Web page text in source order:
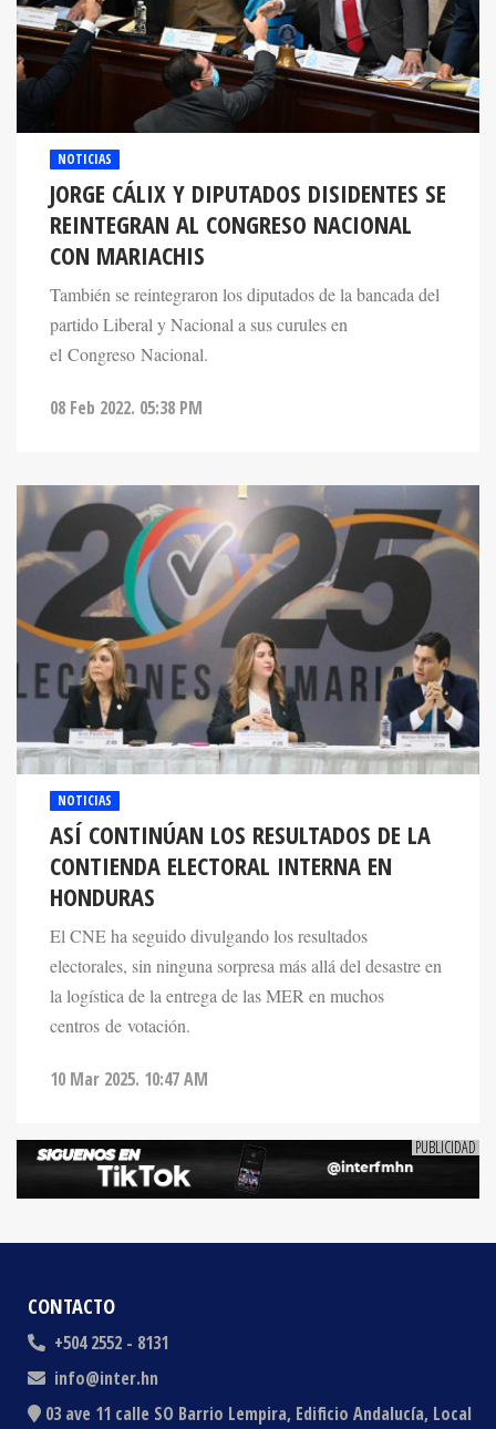
JORGE CÁLIX Y DIPUTADOS DISIDENTES SE
REINTEGRAN AL CONGRESO NACIONAL
CON MARIACHIS
También se reintegraron los diputados de la bancada del
partido Liberal y Nacional a sus curules en
el Congreso Nacional.
NOTICIAS
ASÍ CONTINÚAN LOS RESULTADOS DE LA
CONTIENDA ELECTORAL INTERNA EN
HONDURAS
El CNE ha seguido divulgando los resultados
electorales, sin ninguna sorpresa más allá del desastre en
la logística de la entrega de las MER en muchos
centros de votación.
CONTACTO
+504 2552 - 8131
info@inter.hn
03 ave 11 calle SO Barrio Lempira, Edificio Andalucía, Local